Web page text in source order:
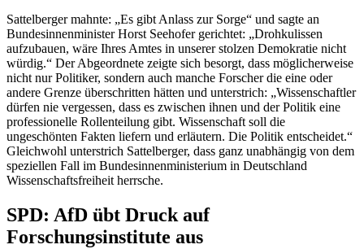
Sattelberger mahnte: „Es gibt Anlass zur Sorge“ und sagte an
Bundesinnenminister Horst Seehofer gerichtet: „Drohkulissen
aufzubauen, wäre Ihres Amtes in unserer stolzen Demokratie nicht
würdig.“ Der Abgeordnete zeigte sich besorgt, dass möglicherweise
nicht nur Politiker, sondern auch manche Forscher die eine oder
andere Grenze überschritten hätten und unterstrich: „Wissenschaftler
dürfen nie vergessen, dass es zwischen ihnen und der Politik eine
professionelle Rollenteilung gibt. Wissenschaft soll die
ungeschönten Fakten liefern und erläutern. Die Politik entscheidet.“
Gleichwohl unterstrich Sattelberger, dass ganz unabhängig von dem
speziellen Fall im Bundesinnenministerium in Deutschland
Wissenschaftsfreiheit herrsche.
SPD: AfD übt Druck auf
Forschungsinstitute aus